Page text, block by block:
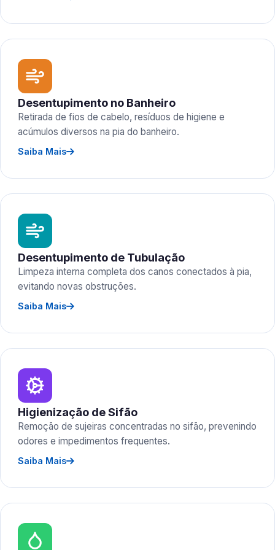
Desentupimento no Banheiro
Retirada de fios de cabelo, resíduos de higiene e
acúmulos diversos na pia do banheiro.
Saiba Mais
Desentupimento de Tubulação
Limpeza interna completa dos canos conectados à pia,
evitando novas obstruções.
Saiba Mais
Higienização de Sifão
Remoção de sujeiras concentradas no sifão, prevenindo
odores e impedimentos frequentes.
Saiba Mais